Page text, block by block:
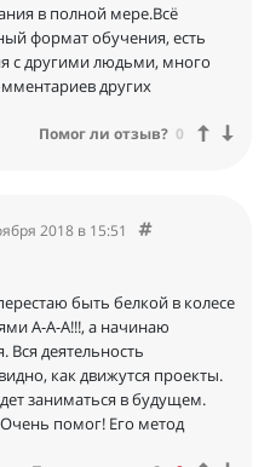
в полной мере.Всё
формат обучения, есть
с другими людьми, много
других
Помог ли отзыв? 0
2018 в 15:51
быть белкой в колесе
А-А-А!!!, а начинаю
Вся деятельность
как движутся проекты.
заниматься в будущем.
помог! Его метод